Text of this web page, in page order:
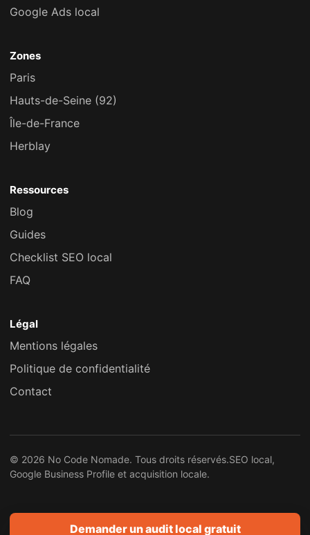
Google Ads local
Zones
Paris
Hauts-de-Seine (92)
Île-de-France
Herblay
Ressources
Blog
Guides
Checklist SEO local
FAQ
Légal
Mentions légales
Politique de confidentialité
Contact
© 2026 No Code Nomade. Tous droits réservés.SEO local,
Google Business Profile et acquisition locale.
Demander un audit local gratuit